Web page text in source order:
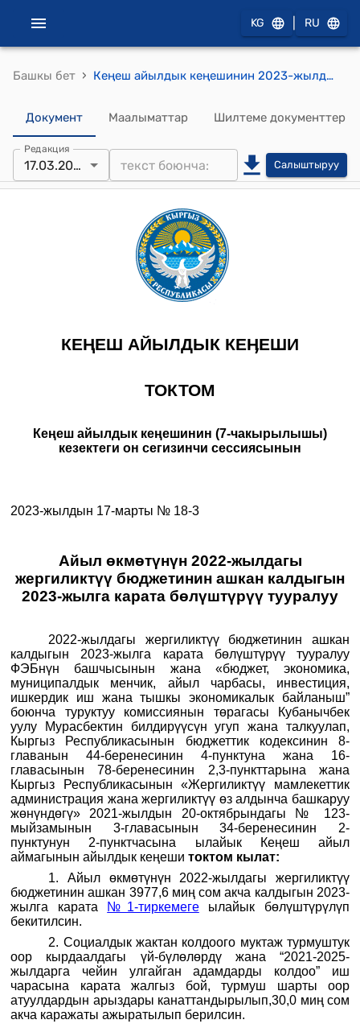
KG RU
Башкы бет › Кеңеш айылдык кеңешинин 2023-жылдын 17-мартындагы № 18-3 "Айыл өкмөтүнүн 2022-жылдагы жергиликтүү бюджетинин ашкан калдыгын 2023-жылга карата бөлүштүрүү тууралуу" токтому
Документ Маалыматтар Шилтеме документтер
Редакция
17.03.2023 Салыштыруу